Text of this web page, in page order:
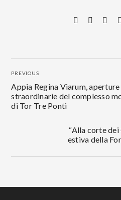
PREVIOUS
Appia Regina Viarum, aperture
straordinarie del complesso
di Tor Tre Ponti
“Alla corte dei
estiva della